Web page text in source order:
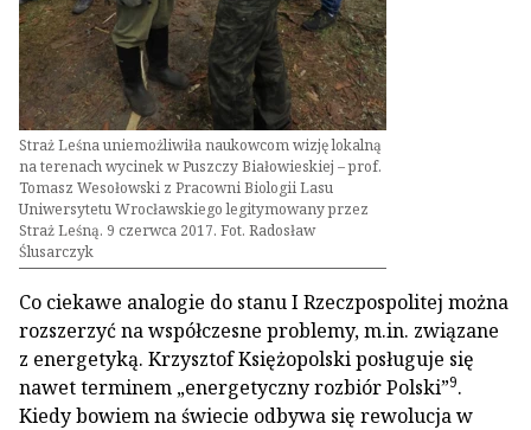
Straż Leśna uniemożliwiła naukowcom wizję lokalną
na terenach wycinek w Puszczy Białowieskiej – prof.
Tomasz Wesołowski z Pracowni Biologii Lasu
Uniwersytetu Wrocławskiego legitymowany przez
Straż Leśną. 9 czerwca 2017. Fot. Radosław
Ślusarczyk
Co ciekawe analogie do stanu I Rzeczpospolitej można
rozszerzyć na współczesne problemy, m.in. związane
z energetyką. Krzysztof Księżopolski posługuje się
nawet terminem „energetyczny rozbiór Polski”9.
Kiedy bowiem na świecie odbywa się rewolucja w